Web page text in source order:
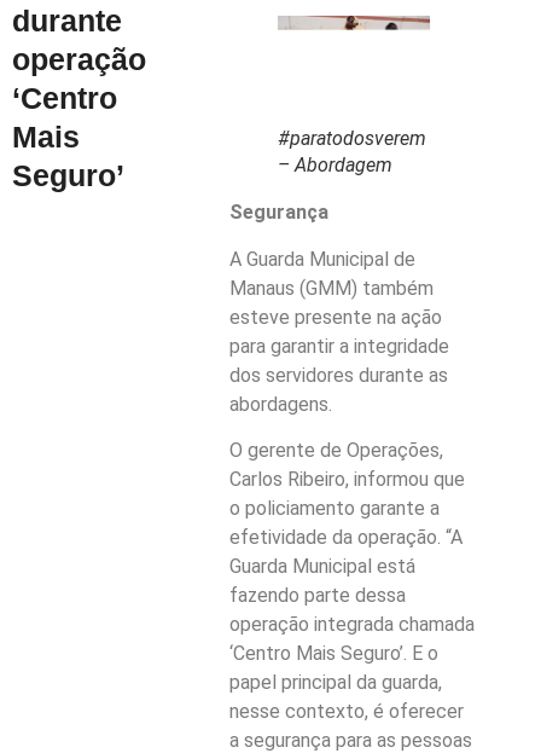
durante
operação
‘Centro
Mais
Seguro’
#paratodosverem
– Abordagem
Segurança
A Guarda Municipal de
Manaus (GMM) também
esteve presente na ação
para garantir a integridade
dos servidores durante as
abordagens.
O gerente de Operações,
Carlos Ribeiro, informou que
o policiamento garante a
efetividade da operação. “A
Guarda Municipal está
fazendo parte dessa
operação integrada chamada
‘Centro Mais Seguro’. E o
papel principal da guarda,
nesse contexto, é oferecer
a segurança para as pessoas